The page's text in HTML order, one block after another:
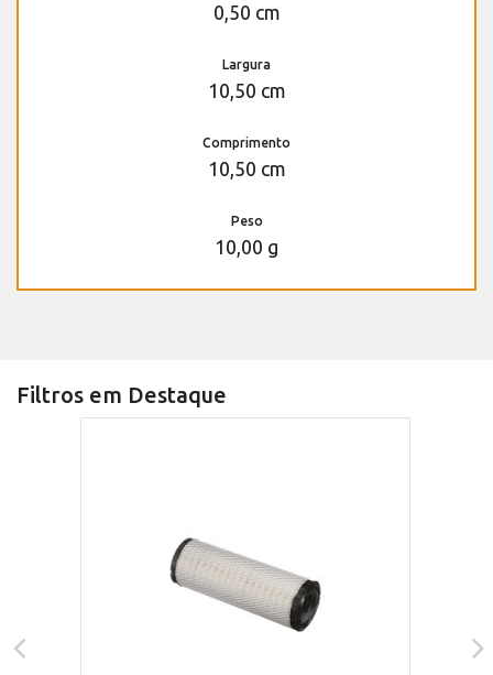
0,50 cm
Largura
10,50 cm
Comprimento
10,50 cm
Peso
10,00 g
Filtros em Destaque